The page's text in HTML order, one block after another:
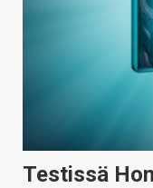
Testissä